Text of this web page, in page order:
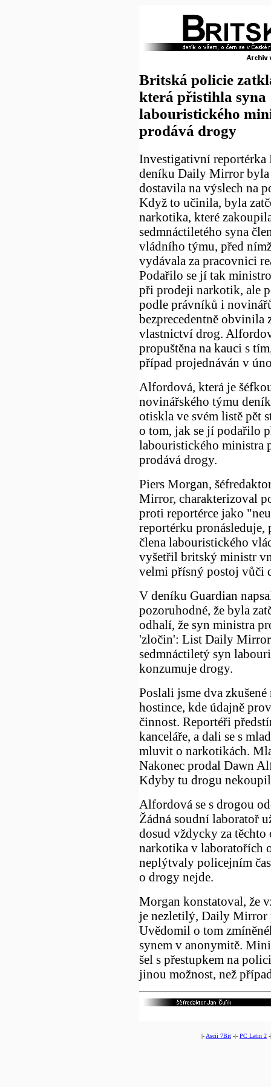
Britská policie
která přistihla syna
labouristického
prodává drogy
Investigativní
deníku Daily Mirror byla
dostavila na výslech na
Když to učinila, byla
narkotika, které
sedmnáctiletého syna
vládního týmu, před
vydávala za pracovnici
Podařilo se jí tak
při prodeji narkotik, ale
podle právníků i
bezprecedentně obvinila
vlastnictví drog.
propuštěna na kauci s
případ projednáván v
Alfordová, která je
novinářského týmu
otiskla ve svém listě pět
o tom, jak se jí podařilo
labouristického ministra
prodává drogy.
Piers Morgan,
Mirror, charakterizoval
proti reportérce jako
reportérku
člena labouristického
vyšetřil britský ministr
velmi přísný postoj vůči
V deníku Guardian
pozoruhodné, že byla
odhalí, že syn ministra
'zločin': List Daily
sedmnáctiletý syn
konzumuje drogy.
Poslali jsme dva
hostince, kde údajně
činnost. Reportéři
kanceláře, a dali se s
mluvit o narkotikách.
Nakonec prodal Dawn
Kdyby tu drogu
Alfordová se s drogou
Žádná soudní laboratoř
dosud vždycky za
narkotika v laboratořích
neplýtvaly policejním
o drogy nejde.
Morgan konstatoval, že
je nezletilý, Daily Mirror
Uvědomil o tom
synem v anonymitě.
šel s přestupkem na
jinou možnost, než
|- Ascii 7Bit -|- PC Latin 2